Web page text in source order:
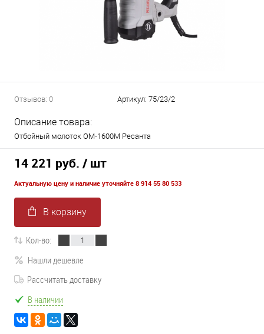
Отзывов: 0 Артикул: 75/23/2
Описание товара:
Отбойный молоток ОМ-1600М Ресанта
14 221 руб. / шт
Актуальную цену и наличие уточняйте 8 914 55 80 533
В корзину
Кол-во:
Нашли дешевле
Рассчитать доставку
В наличии